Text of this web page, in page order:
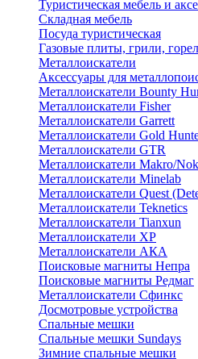
Туристическая мебель и
Складная мебель
Посуда туристическая
Газовые плиты, грили,
Металлоискатели
Аксессуары для
Металлоискатели Bounty
Металлоискатели Fisher
Металлоискатели Garrett
Металлоискатели Gold
Металлоискатели GTR
Металлоискатели Makro/
Металлоискатели Minelab
Металлоискатели Quest
Металлоискатели Teknetics
Металлоискатели Tianxun
Металлоискатели XP
Металлоискатели АКА
Поисковые магниты Непра
Поисковые магниты Редмаг
Металлоискатели Сфинкс
Досмотровые устройства
Спальные мешки
Спальные мешки Sundays
Зимние спальные мешки